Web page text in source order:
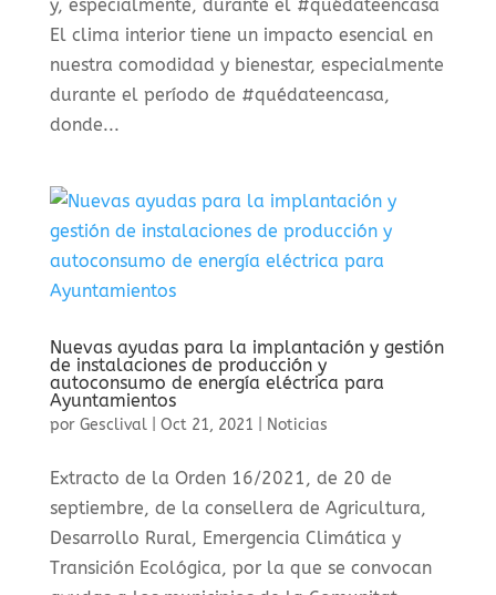
y, especialmente, durante el #quédateencasa
El clima interior tiene un impacto esencial en
nuestra comodidad y bienestar, especialmente
durante el período de #quédateencasa,
donde...
Nuevas ayudas para la implantación y gestión
de instalaciones de producción y
autoconsumo de energía eléctrica para
Ayuntamientos
por Gesclival| Oct 21, 2021 Noticias
Extracto de la Orden 16/2021, de 20 de
septiembre, de la consellera de Agricultura,
Desarrollo Rural, Emergencia Climática y
Transición Ecológica, por la que se convocan